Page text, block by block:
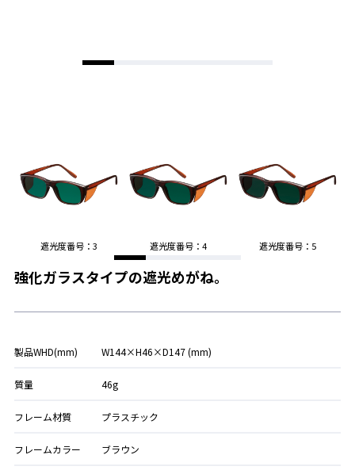
遮光度番号：3 遮光度番号：4 遮光度番号：5
強化ガラスタイプの遮光めがね。
製品WHD(mm) W144×H46×D147 (mm)
質量 46g
フレーム材質 プラスチック
フレームカラー ブラウン